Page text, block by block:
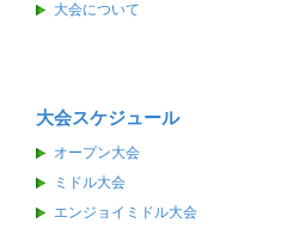
大会について
大会スケジュール
オープン大会
ミドル大会
エンジョイミドル大会